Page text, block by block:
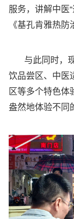
服务，讲解中医
《基孔肯雅热
与此同时，
饮品尝区、中医
区等多个特色体
盎然地体验不同